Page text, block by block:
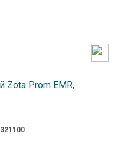
Zota Prom EMR,